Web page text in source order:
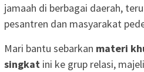
jamaah di berbagai daerah,
pesantren dan masyarakat
Mari bantu sebarkan materi
singkat ini ke grup relasi,